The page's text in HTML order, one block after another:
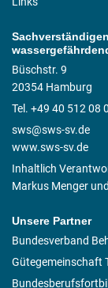
Büschstr. 9
20354 Hamburg
Tel. +49 40 512 08
sws@sws-sv.de
www.sws-sv.de
Inhaltlich
Markus Menger
Unsere Partner
Bundesverband
Gütegemeinschaft